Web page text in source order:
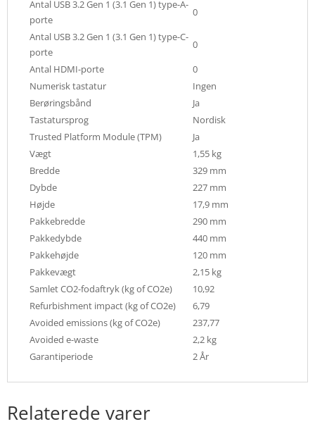
Antal USB 3.2 Gen 1 (3.1 Gen 1) type-A-
porte
0
Antal USB 3.2 Gen 1 (3.1 Gen 1) type-C-
porte
0
Antal HDMI-porte
0
Numerisk tastatur
Ingen
Berøringsbånd
Ja
Tastatursprog
Nordisk
Trusted Platform Module (TPM)
Ja
Vægt
1,55 kg
Bredde
329 mm
Dybde
227 mm
Højde
17,9 mm
Pakkebredde
290 mm
Pakkedybde
440 mm
Pakkehøjde
120 mm
Pakkevægt
2,15 kg
Samlet CO2-fodaftryk (kg of CO2e)
10,92
Refurbishment impact (kg of CO2e)
6,79
Avoided emissions (kg of CO2e)
237,77
Avoided e-waste
2,2 kg
Garantiperiode
2 År
Relaterede varer